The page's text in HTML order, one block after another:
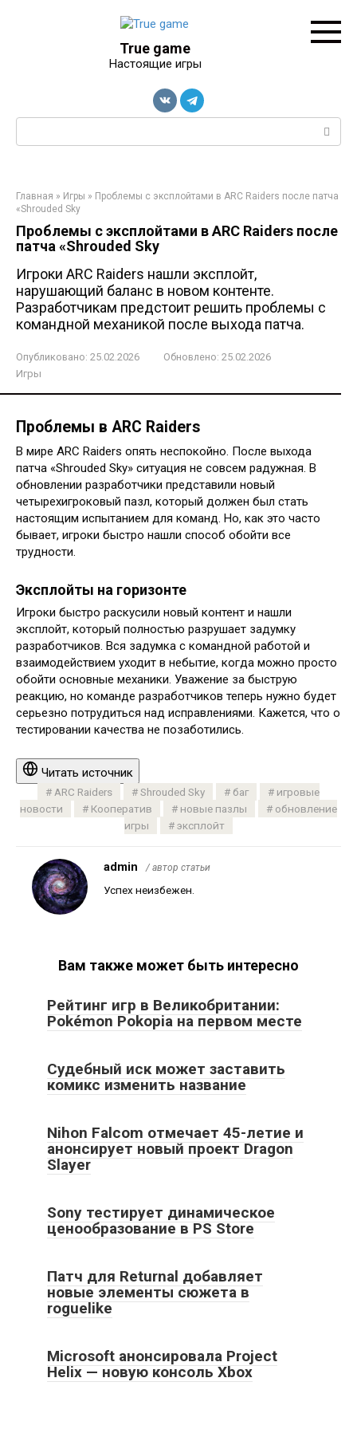
True game
Настоящие игры
Поиск:
Главная » Игры » Проблемы с эксплойтами в ARC Raiders после патча
«Shrouded Sky
Проблемы с эксплойтами в ARC Raiders после
патча «Shrouded Sky
Игроки ARC Raiders нашли эксплойт,
нарушающий баланс в новом контенте.
Разработчикам предстоит решить проблемы с
командной механикой после выхода патча.
Опубликовано: 25.02.2026 Обновлено: 25.02.2026
Игры
Проблемы в ARC Raiders
В мире ARC Raiders опять неспокойно. После выхода
патча «Shrouded Sky» ситуация не совсем радужная. В
обновлении разработчики представили новый
четырехигроковый пазл, который должен был стать
настоящим испытанием для команд. Но, как это часто
бывает, игроки быстро нашли способ обойти все
трудности.
Эксплойты на горизонте
Игроки быстро раскусили новый контент и нашли
эксплойт, который полностью разрушает задумку
разработчиков. Вся задумка с командной работой и
взаимодействием уходит в небытие, когда можно просто
обойти основные механики. Уважение за быструю
реакцию, но команде разработчиков теперь нужно будет
серьезно потрудиться над исправлениями. Кажется, что о
тестировании качества не позаботились.
Читать источник
ARC Raiders Shrouded Sky баг
игровые
новости
Кооператив новые пазлы
обновление
игры
эксплойт
admin / автор статьи
Успех неизбежен.
Вам также может быть интересно
Рейтинг игр в Великобритании:
Pokémon Pokopia на первом месте
Судебный иск может заставить
комикс изменить название
Nihon Falcom отмечает 45-летие и
анонсирует новый проект Dragon
Slayer
Sony тестирует динамическое
ценообразование в PS Store
Патч для Returnal добавляет
новые элементы сюжета в
roguelike
Microsoft анонсировала Project
Helix — новую консоль Xbox